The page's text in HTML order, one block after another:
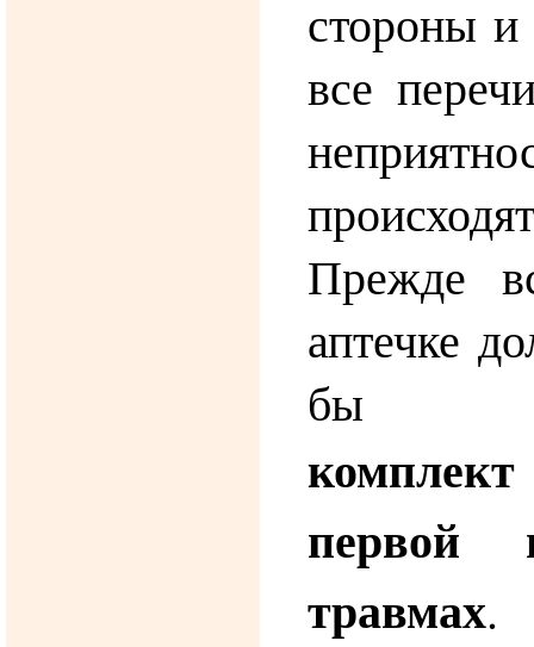
стороны и
все
Прежде
аптечке
бы
первой
травмах.